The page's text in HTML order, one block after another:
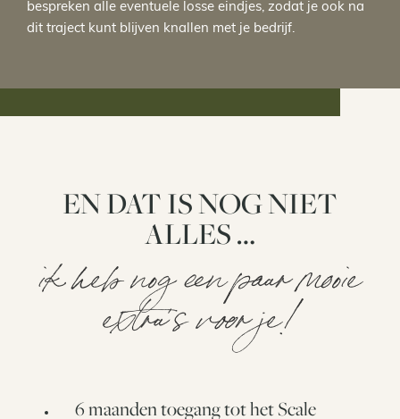
bespreken alle eventuele losse eindjes, zodat je ook na
dit traject kunt blijven knallen met je bedrijf.
EN DAT IS NOG NIET
ALLES …
ik heb nog een paar mooie
extra’s voor je!
6 maanden toegang tot het Scale